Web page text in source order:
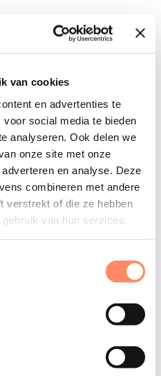
van cookies
en advertenties te
social media te bieden
analyseren. Ook delen we
onze site met onze
en analyse. Deze
combineren met andere
verstrekt of die ze hebben
van hun services.
eenAuxilium-
op een mkb-
Leden van Auxilium
want werkzoekenden
aangeven om bij een mkb-
MVP brengt deze
de aandacht en wij
kandidaten
de volgende informatie:
ledenmailing: de Auxilium
kantoren kunnen